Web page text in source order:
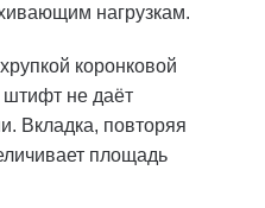
нагрузкам.
коронковой
штифт не даёт
Вкладка, повторяя
площадь